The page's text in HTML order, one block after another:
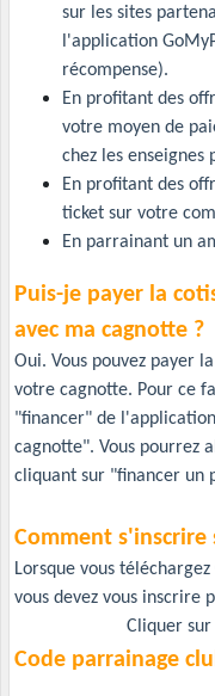
sur les sites
l'application
récompense).
En profitant des
votre moyen de
chez les enseignes
En profitant des
ticket sur votre
En parrainant un
Puis-je payer la
avec ma cagnotte ?
Oui. Vous pouvez payer
votre cagnotte. Pour ce
"financer" de
cagnotte". Vous pourrez
cliquant sur "financer un
Comment s'inscrire
Lorsque vous
vous devez vous inscrire
Cliquer
Code parrainage